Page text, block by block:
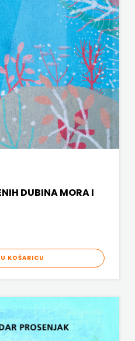
DUBINA MORA I
KOŠARICU